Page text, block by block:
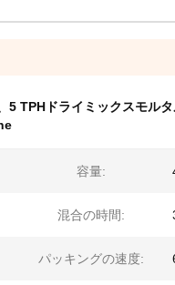
5 TPHドライミックスモル
容量:
混合の時間:
パッキングの速度: